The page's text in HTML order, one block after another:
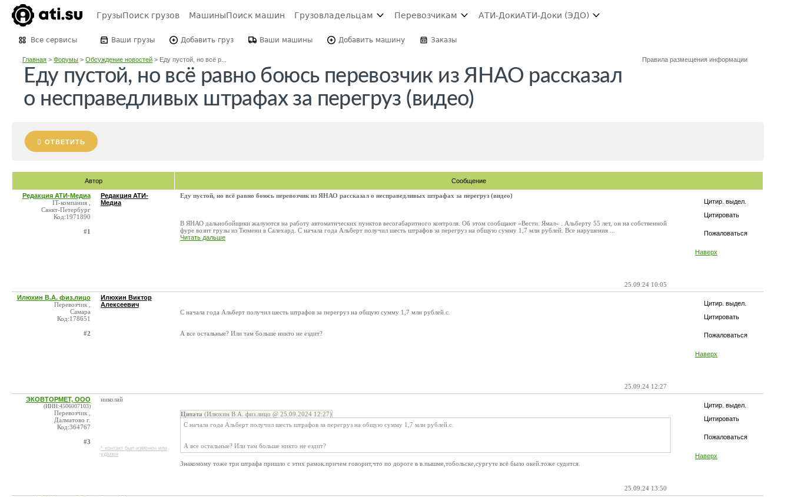
ГрузыПоиск грузов МашиныПоиск машин Грузовладельцам Перевозчикам АТИ-ДокиАТИ-Доки (ЭДО)
Все сервисы Ваши грузы Добавить груз Ваши машины Добавить машину Заказы
Главная >Форумы >Обсуждение новостей > Еду пустой, но всё р... Правила размещения информации
Еду пустой, но всё равно боюсь перевозчик из ЯНАО рассказал
о несправедливых штрафах за перегруз (видео)
ОТВЕТИТЬ
Автор Сообщение
Цитир. выдел.
Цитировать
Пожаловаться
Наверх
Редакция АТИ-Медиа
IT-компания ,
Санкт-Петербург
Код:1971890
#1
Редакция АТИ-
Медиа
Еду пустой, но всё равно боюсь перевозчик из ЯНАО рассказал о несправедливых штрафах за перегруз (видео)
В ЯНАО дальнобойщики жалуются на работу автоматических пунктов весогабаритного контроля. Об этом сообщают «Вести. Ямал» . Альберту 55 лет, он на собственной
фуре возит грузы из Тюмени в Салехард. С начала года Альберт получил шесть штрафов за перегруз на общую сумму 1,7 млн рублей. Все нарушения ...
Читать дальше
25.09.24 10:05
Цитир. выдел.
Цитировать
Пожаловаться
Наверх
Илюхин В.А. физ.лицо
Перевозчик ,
Самара
Код:178651
#2
Илюхин Виктор
Алексеевич
С начала года Альберт получил шесть штрафов за перегруз на общую сумму 1,7 млн рублей.с.
А все остальные? Или там больше никто не ездит?
25.09.24 12:27
Цитир. выдел.
Цитировать
Пожаловаться
Наверх
ЭКОВТОРМЕТ, ООО
(ИНН:4506007103)
Перевозчик ,
Далматово г.
Код:364767
#3
николай
* контакт был изменен или
удален
Цитата (Илюхин В.А. физ.лицо @ 25.09.2024 12:27)
С начала года Альберт получил шесть штрафов за перегруз на общую сумму 1,7 млн рублей.с.
А все остальные? Или там больше никто не ездит?
Знакомому тоже три штрафа пришло с этих рамок.причем говорит,что по дороге в в.пышме,тобольске,сургуте всё было окей.тоже судится.
25.09.24 13:50